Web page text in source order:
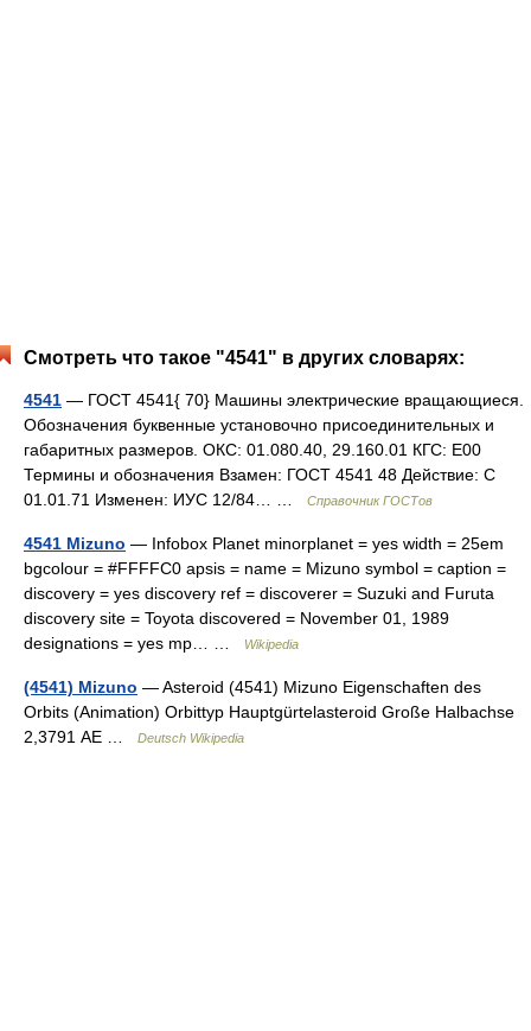
Смотреть что такое "4541" в других словарях:
4541 — ГОСТ 4541{ 70} Машины электрические вращающиеся.
Обозначения буквенные установочно присоединительных и
габаритных размеров. ОКС: 01.080.40, 29.160.01 КГС: Е00
Термины и обозначения Взамен: ГОСТ 4541 48 Действие: С
01.01.71 Изменен: ИУС 12/84… …
Справочник ГОСТов
4541 Mizuno — Infobox Planet minorplanet = yes width = 25em
bgcolour = #FFFFC0 apsis = name = Mizuno symbol = caption =
discovery = yes discovery ref = discoverer = Suzuki and Furuta
discovery site = Toyota discovered = November 01, 1989
designations = yes mp… …
Wikipedia
(4541) Mizuno — Asteroid (4541) Mizuno Eigenschaften des
Orbits (Animation) Orbittyp Hauptgürtelasteroid Große Halbachse
2,3791 AE …
Deutsch Wikipedia